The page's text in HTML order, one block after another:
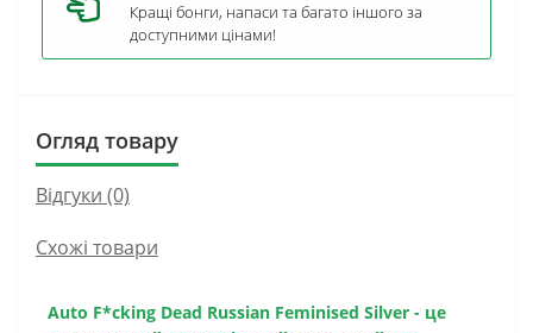
Кращі бонги, напаси та багато іншого за
доступними цінами!
Огляд товару
Відгуки (0)
Схожі товари
Auto F*cking Dead Russian Feminised Silver - це